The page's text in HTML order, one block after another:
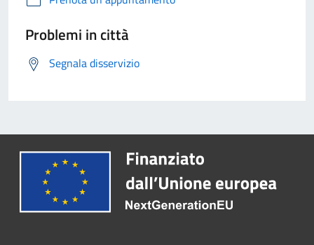
Problemi in città
Segnala disservizio